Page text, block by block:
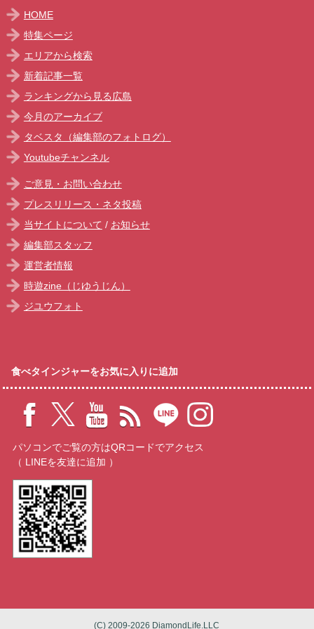
HOME
特集ページ
エリアから検索
新着記事一覧
ランキングから見る広島
今月のアーカイブ
タベスタ（編集部のフォトログ）
Youtubeチャンネル
ご意見・お問い合わせ
プレスリリース・ネタ投稿
当サイトについて / お知らせ
編集部スタッフ
運営者情報
時遊zine（じゆうじん）
ジユウフォト
食べタインジャーをお気に入りに追加
パソコンでご覧の方はQRコードでアクセス
（ LINEを友達に追加 ）
(C) 2009-2026 DiamondLife.LLC